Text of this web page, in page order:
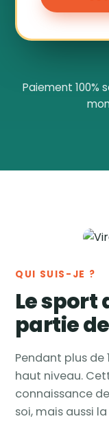
Paiement 100%
QUI SUIS-JE ?
Le sport
partie
Pendant plus de
haut niveau.
connaissance
soi, mais aussi